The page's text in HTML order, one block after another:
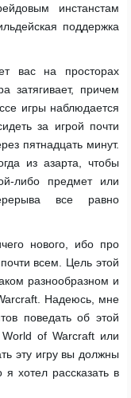
инстанстам
поддержка
вас на просторах
затягивает, причем
игры наблюдается
за игрой почти
пятнадцать минут.
из азарта, чтобы
либо предмет или
все равно
нового, ибо про
всем. Цель этой
разнообразном и
Надеюсь, мне
поведать об этой
of Warcraft или
эту игру вы должны
хотел рассказать в